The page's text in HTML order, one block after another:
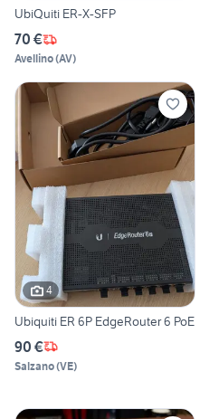
UbiQuiti ER-X-SFP
70 €
Avellino(AV)
4
Ubiquiti ER 6P EdgeRouter 6 PoE
90 €
Salzano(VE)